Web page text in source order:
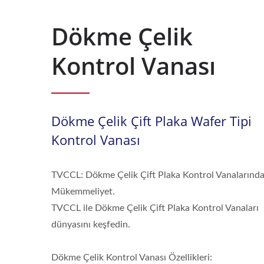
Dökme Çelik
Kontrol Vanası
Dökme Çelik Çift Plaka Wafer Tipi
Kontrol Vanası
TVCCL: Dökme Çelik Çift Plaka Kontrol Vanalarında
Mükemmeliyet.
TVCCL ile Dökme Çelik Çift Plaka Kontrol Vanaları
dünyasını keşfedin.
Dökme Çelik Kontrol Vanası Özellikleri: